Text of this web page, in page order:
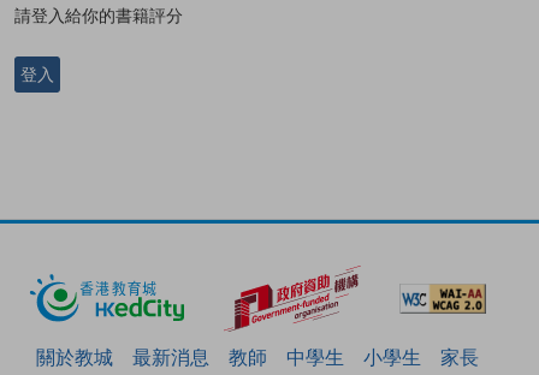
請登入給你的書籍評分
登入
關於教城 最新消息 教師 中學生 小學生
家長